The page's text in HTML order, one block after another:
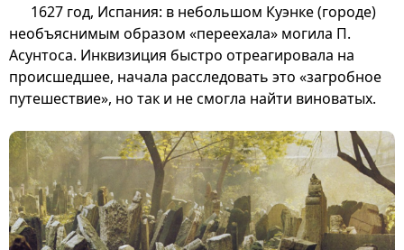
1627 год, Испания: в небольшом Куэнке (городе)
необъяснимым образом «переехала» могила П.
Асунтоса. Инквизиция быстро отреагировала на
происшедшее, начала расследовать это «загробное
путешествие», но так и не смогла найти виноватых.